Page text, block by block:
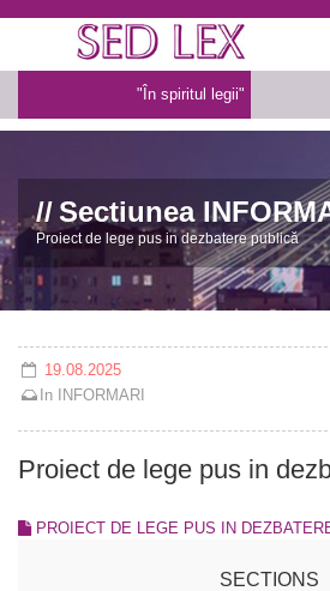
"În spiritul legii"
Sectiunea
Proiect de lege pus in dezbatere publică
19.08.2025
In
INFORMARI
Proiect de lege pus in
PROIECT DE LEGE PUS IN
SECTIONS